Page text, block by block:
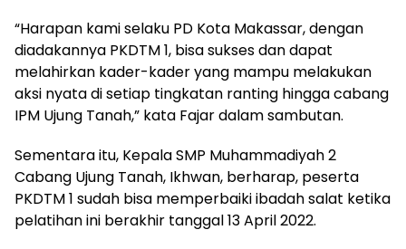
“Harapan kami selaku PD Kota Makassar, dengan
diadakannya PKDTM 1, bisa sukses dan dapat
melahirkan kader-kader yang mampu melakukan
aksi nyata di setiap tingkatan ranting hingga cabang
IPM Ujung Tanah,” kata Fajar dalam sambutan.
Sementara itu, Kepala SMP Muhammadiyah 2
Cabang Ujung Tanah, Ikhwan, berharap, peserta
PKDTM 1 sudah bisa memperbaiki ibadah salat ketika
pelatihan ini berakhir tanggal 13 April 2022.